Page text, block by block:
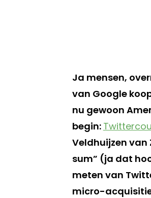
Ja mensen,
van Google
nu gewoon
begin:
Veldhuijzen van
sum” (ja dat
meten van
micro-